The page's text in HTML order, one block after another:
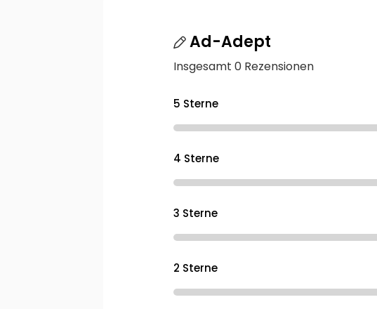
Ad-Adept
Insgesamt 0 Rezensionen
5 Sterne
4 Sterne
3 Sterne
2 Sterne